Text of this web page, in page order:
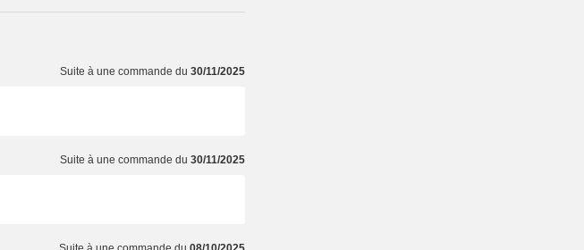
Suite à une commande du30/11/2025
Suite à une commande du30/11/2025